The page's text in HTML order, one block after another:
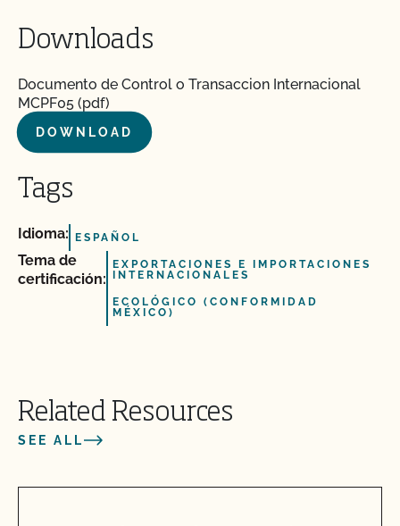
Downloads
Documento de Control o Transaccion Internacional
MCPF05 (pdf)
DOWNLOAD
Tags
Idioma: ESPAÑOL
Tema de
certificación:
EXPORTACIONES E IMPORTACIONES
INTERNACIONALES
ECOLÓGICO (CONFORMIDAD
MÉXICO)
Related Resources
SEE ALL